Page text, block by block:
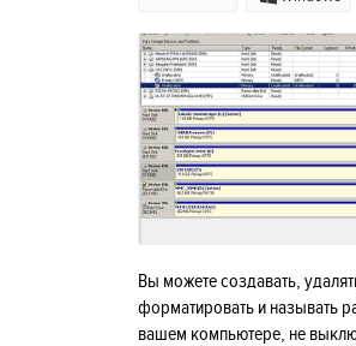
Вы можете создавать,
форматировать и называть
вашем компьютере, не